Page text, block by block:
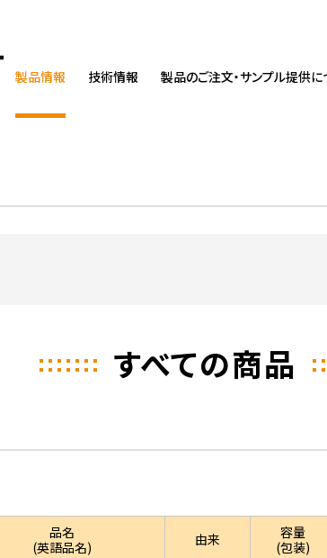
製品情報 技術情報 製品のご注文・サンプル提供に
すべての商品
品名
(英語品名)
由来
容量
(包装)